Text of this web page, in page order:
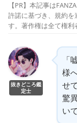
【PR】本記事は
許諾に基づき、規約を
す。著作権は全て権利
抜きどころ鑑
定士
「
様
せ
驚
い